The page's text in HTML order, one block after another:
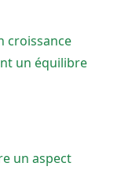
croissance
un équilibre
un aspect